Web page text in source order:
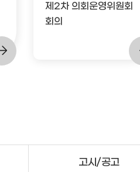
제2차 의회운영위원회
회의
고시/공고